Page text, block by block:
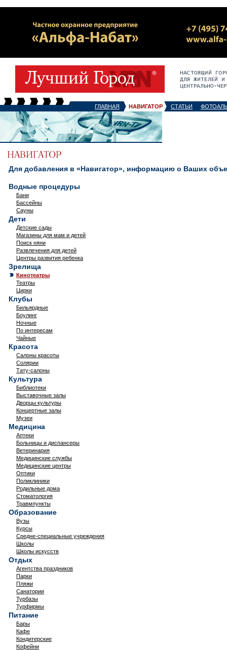
ГЛАВНАЯ НАВИГАТОР СТАТЬИ
Для добавления в «Навигатор», информацию о Ваших
Водные процедуры
Бани
Бассейны
Сауны
Дети
Детские сады
Магазины для мам и детей
Поиск няни
Развлечения для детей
Центры развития ребенка
Зрелища
Кинотеатры
Театры
Цирки
Клубы
Бильярдные
Боулинг
Ночные
По интересам
Чайные
Красота
Салоны красоты
Солярии
Тату-салоны
Культура
Библиотеки
Выставочные залы
Дворцы культуры
Концертные залы
Музеи
Медицина
Аптеки
Больницы и диспансеры
Ветеринария
Медицинские службы
Медицинские центры
Оптики
Поликлиники
Родильные дома
Стоматология
Травмпункты
Образование
Вузы
Курсы
Средне-специальные учреждения
Школы
Школы искусств
Отдых
Агентства праздников
Парки
Пляжи
Санатории
Турбазы
Турфирмы
Питание
Бары
Кафе
Кондитерские
Кофейни